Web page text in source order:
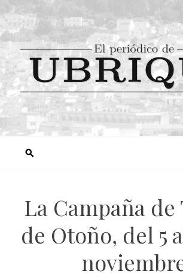
La Campaña de
de Otoño, del 5